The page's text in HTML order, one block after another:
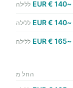
~140 € EUR ללילה
~140 € EUR ללילה
~165 € EUR ללילה
החל מ